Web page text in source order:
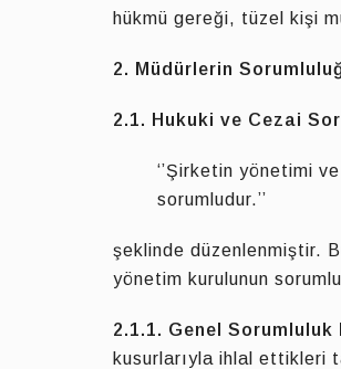
hükmü gereği, tüzel kişi
2. Müdürlerin
2.1. Hukuki ve Cezai
‘’Şirketin yönetimi
sorumludur.’’
şeklinde düzenlenmiştir.
yönetim kurulunun
2.1.1. Genel Sorumluluk
kusurlarıyla ihlal ettikleri